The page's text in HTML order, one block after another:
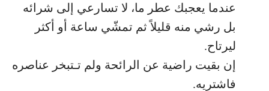
عندما يعجبك عطر ما، لا تسارعي إلى شرائه
بل رشي منه قليلاً ثم تمشّي ساعة أو أكثر
ليرتاح.
إن بقيت راضية عن الرائحة ولم تـتبخر عناصره
فاشتريه.